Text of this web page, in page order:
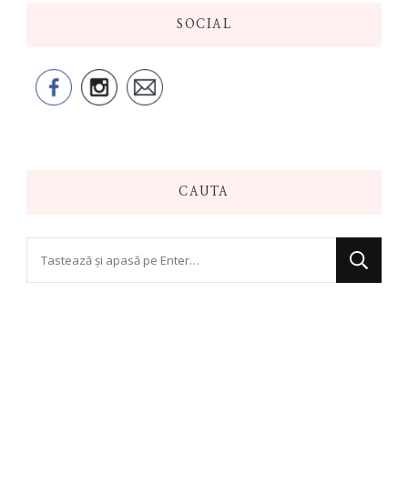
SOCIAL
CAUTA